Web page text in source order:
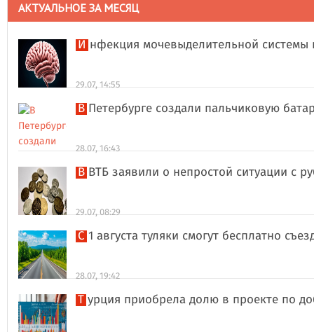
АКТУАЛЬНОЕ ЗА МЕСЯЦ
Инфекция мочевыделительной
29.07, 14:55
В Петербурге создали пальчиковую
28.07, 16:43
В ВТБ заявили о непростой ситуации с
29.07, 08:29
С 1 августа туляки смогут бесплатно
28.07, 19:42
Турция приобрела долю в проекте по